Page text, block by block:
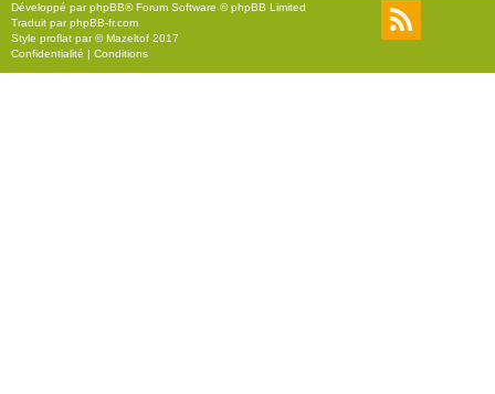
r
Développé parphpBB® Forum Software © phpBB Limited
Traduit parphpBB-fr.com
Style proflat par ©Mazeltof 2017
Confidentialité | Conditions